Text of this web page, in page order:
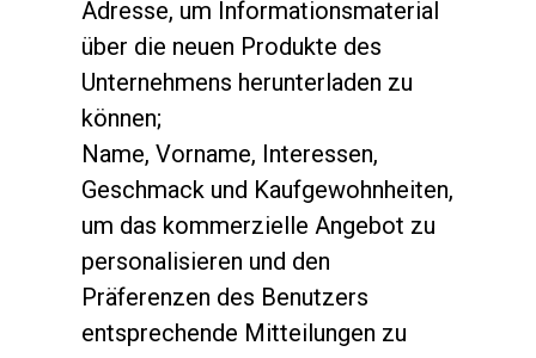
Adresse, um Informationsmaterial
über die neuen Produkte des
Unternehmens herunterladen zu
können;
Name, Vorname, Interessen,
Geschmack und Kaufgewohnheiten,
um das kommerzielle Angebot zu
personalisieren und den
Präferenzen des Benutzers
entsprechende Mitteilungen zu